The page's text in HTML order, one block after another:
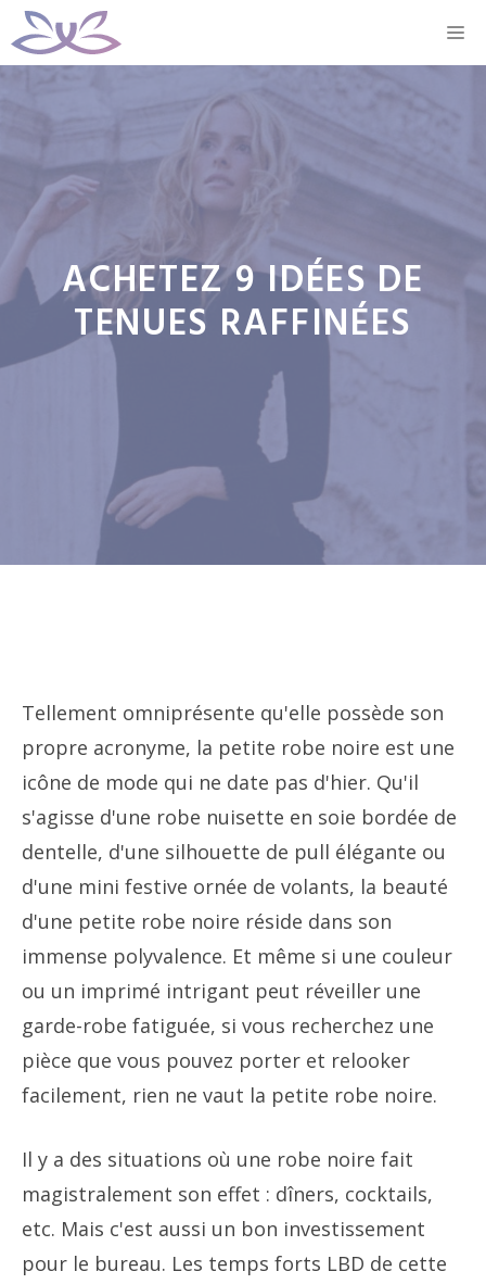
Aller
au
contenu
ACHETEZ 9 IDÉES DE
TENUES RAFFINÉES
Tellement omniprésente qu'elle possède son
propre acronyme, la petite robe noire est une
icône de mode qui ne date pas d'hier. Qu'il
s'agisse d'une robe nuisette en soie bordée de
dentelle, d'une silhouette de pull élégante ou
d'une mini festive ornée de volants, la beauté
d'une petite robe noire réside dans son
immense polyvalence. Et même si une couleur
ou un imprimé intrigant peut réveiller une
garde-robe fatiguée, si vous recherchez une
pièce que vous pouvez porter et relooker
facilement, rien ne vaut la petite robe noire.
Il y a des situations où une robe noire fait
magistralement son effet : dîners, cocktails,
etc. Mais c'est aussi un bon investissement
pour le bureau. Les temps forts LBD de cette